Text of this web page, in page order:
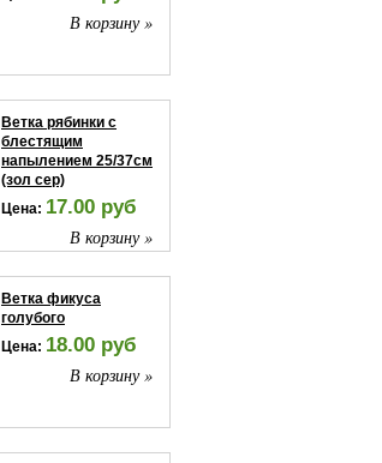
В корзину »
Ветка рябинки с
блестящим
напылением 25/37см
(зол сер)
Цена: 17.00 руб
В корзину »
Ветка фикуса
голубого
Цена: 18.00 руб
В корзину »